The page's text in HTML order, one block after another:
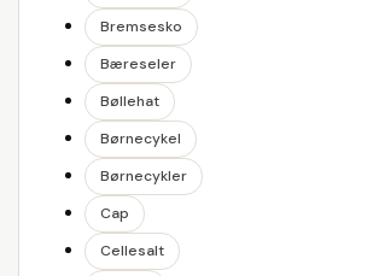
Bremsesko
Bæreseler
Bøllehat
Børnecykel
Børnecykler
Cap
Cellesalt